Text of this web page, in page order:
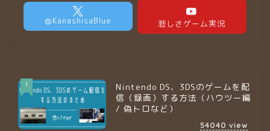
1
Nintendo DS、3DSのゲームを配
信（録画）する方法（ハウツー編
/ 偽トロなど）
54040 view